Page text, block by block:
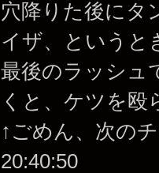
穴降りた後にタ
イザ、というと
最後のラッシュ
くと、ケツを殴
↑ごめん、次の
20:40:50